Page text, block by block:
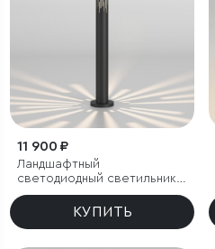
11 900 ₽
Ландшафтный
светодиодный светильник
35197/F 4000К черный IP65
КУПИТЬ